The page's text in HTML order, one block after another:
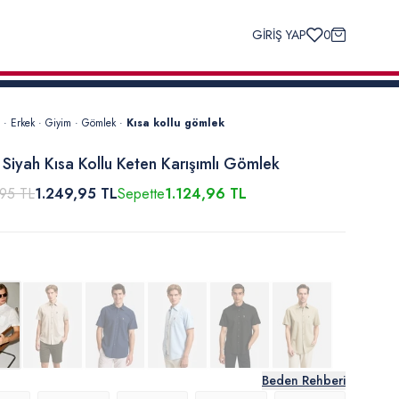
GİRİŞ YAP 0
· Erkek · Giyim · Gömlek · Kısa kollu gömlek
Kısa Kollu Keten Karışımlı Gömlek
TL1.249,95 TLSepette1.124,96 TL
Beden Rehberi